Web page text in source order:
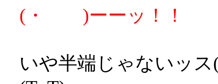
(・ )ーーッ！！
いや半端じゃないッ